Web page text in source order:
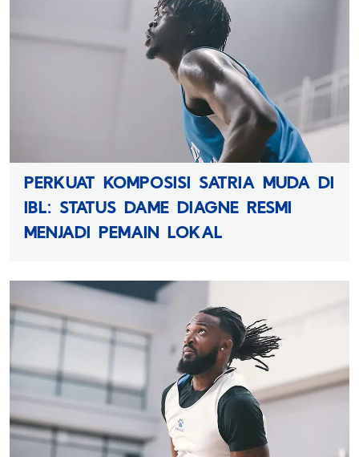
PERKUAT KOMPOSISI SATRIA MUDA DI
IBL: STATUS DAME DIAGNE RESMI
MENJADI PEMAIN LOKAL